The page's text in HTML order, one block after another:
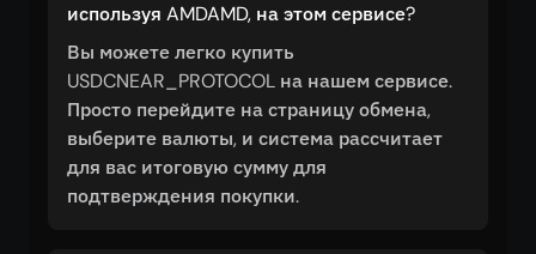
используя AMDAMD, на этом сервисе?
Вы можете легко купить
USDCNEAR_PROTOCOL на нашем сервисе.
Просто перейдите на страницу обмена,
выберите валюты, и система рассчитает
для вас итоговую сумму для
подтверждения покупки.